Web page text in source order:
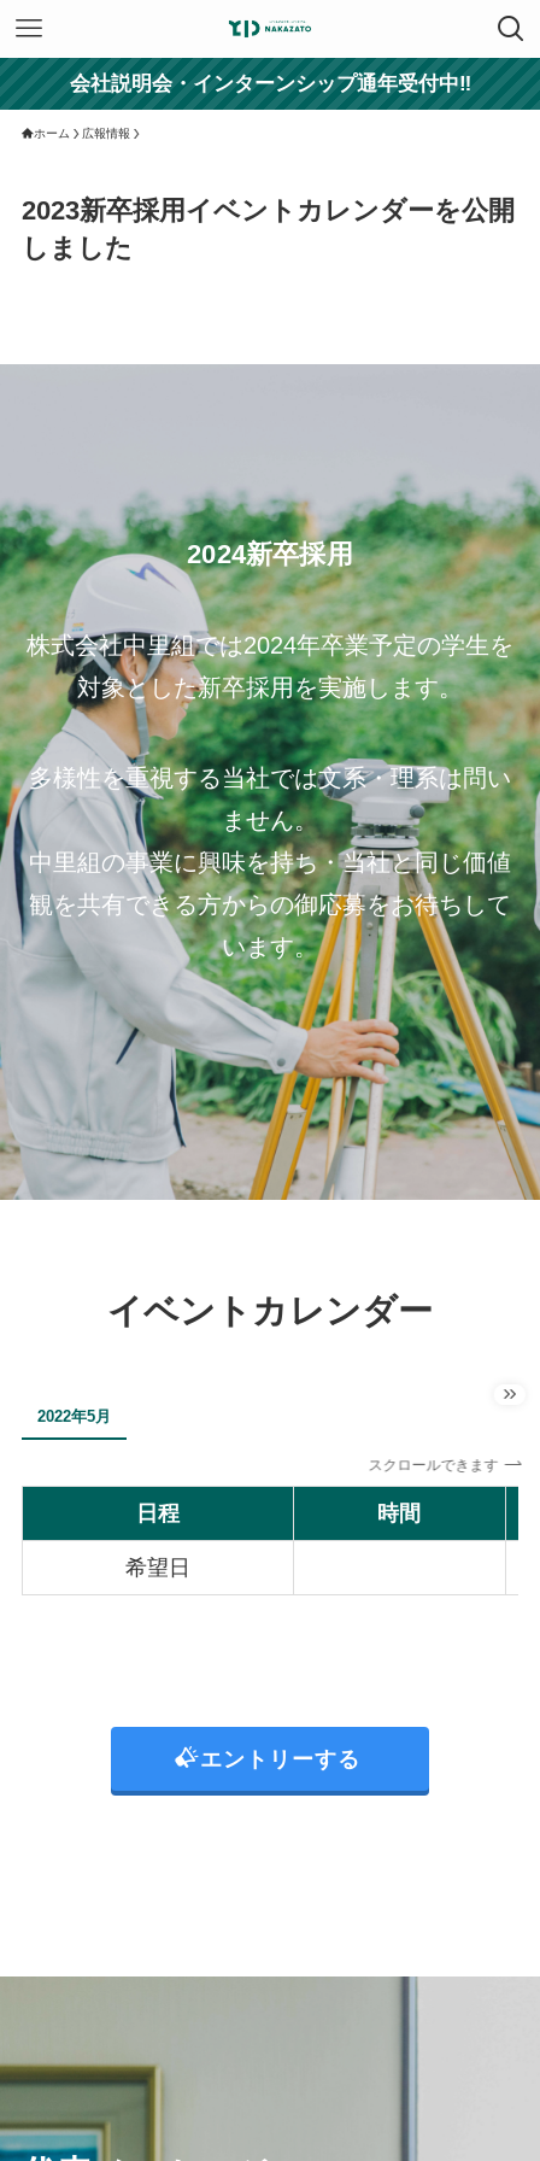
会社説明会・インターンシップ通年受付中‼
ホーム 広報情報
2023新卒採用イベントカレンダーを公開
しました
2024新卒採用
株式会社中里組では2024年卒業予定の学生を
対象とした新卒採用を実施します。
多様性を重視する当社では文系・理系は問い
ません。
中里組の事業に興味を持ち・当社と同じ価値
観を共有できる方からの御応募をお待ちして
います。
イベントカレンダー
2022年5月
スクロールできます
日程 時間
希望日
エントリーする